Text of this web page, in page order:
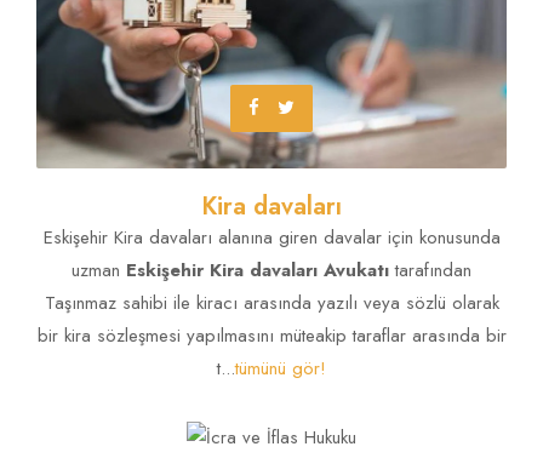
Kira davaları
Eskişehir Kira davaları alanına giren davalar için konusunda
uzman Eskişehir Kira davaları Avukatıtarafından
Taşınmaz sahibi ile kiracı arasında yazılı veya sözlü olarak
bir kira sözleşmesi yapılmasını müteakip taraflar arasında bir
t...tümünü gör!